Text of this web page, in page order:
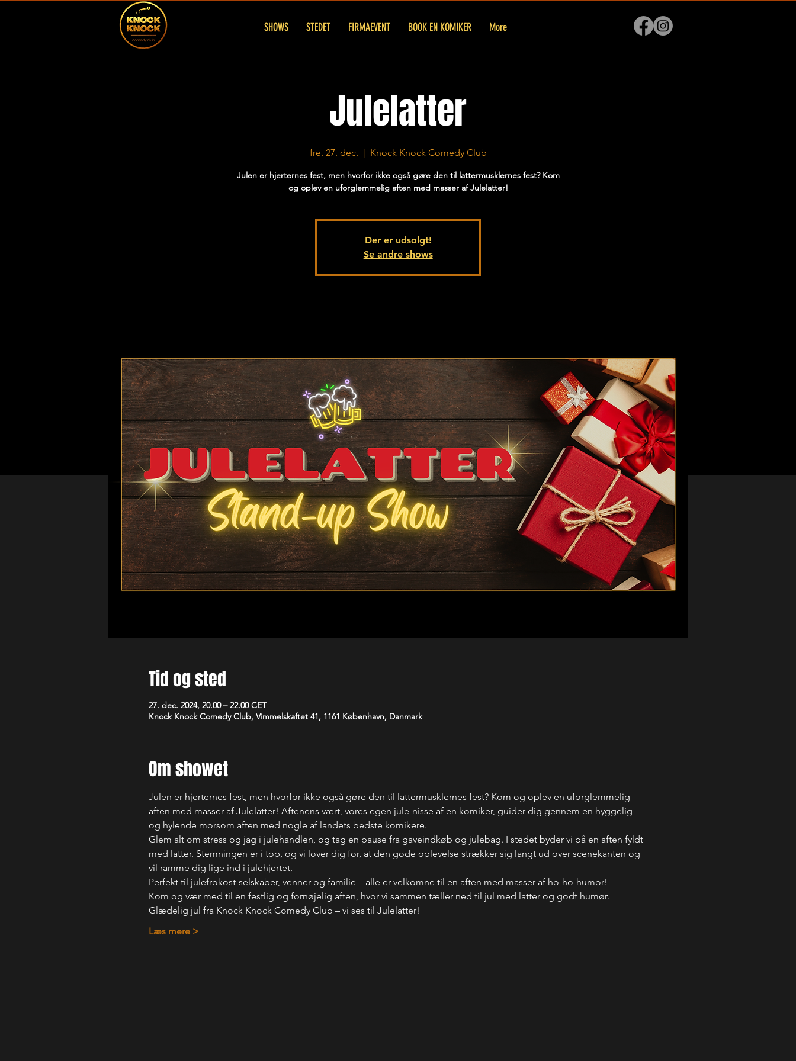
SHOWS STEDET FIRMAEVENT BOOK EN KOMIKER More
Julelatter
fre. 27. dec.
  |
Knock Knock Comedy Club
Julen er hjerternes fest, men hvorfor ikke også gøre den til lattermusklernes fest? Kom
og oplev en uforglemmelig aften med masser af Julelatter!
Der er udsolgt!
Se andre shows
Tid og sted
27. dec. 2024, 20.00 – 22.00 CET
Knock Knock Comedy Club, Vimmelskaftet 41, 1161 København, Danmark
Om showet
Julen er hjerternes fest, men hvorfor ikke også gøre den til lattermusklernes fest? Kom og oplev en uforglemmelig
aften med masser af Julelatter! Aftenens vært, vores egen jule-nisse af en komiker, guider dig gennem en hyggelig
og hylende morsom aften med nogle af landets bedste komikere.
Glem alt om stress og jag i julehandlen, og tag en pause fra gaveindkøb og julebag. I stedet byder vi på en aften fyldt
med latter. Stemningen er i top, og vi lover dig for, at den gode oplevelse strækker sig langt ud over scenekanten og
vil ramme dig lige ind i julehjertet.
Perfekt til julefrokost-selskaber, venner og familie – alle er velkomne til en aften med masser af ho-ho-humor!
Kom og vær med til en festlig og fornøjelig aften, hvor vi sammen tæller ned til jul med latter og godt humør.
Glædelig jul fra Knock Knock Comedy Club – vi ses til Julelatter!
Læs mere >